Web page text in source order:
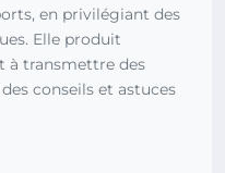
en privilégiant des
Elle produit
à transmettre des
conseils et astuces